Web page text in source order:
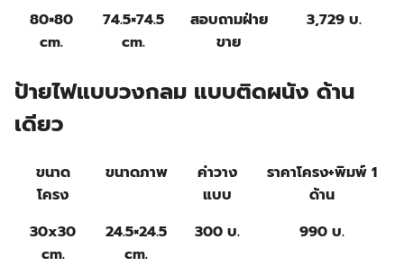
80×80
cm.
74.5×74.5
cm.
สอบถามฝ่าย
ขาย
3,729 บ.
ป้ายไฟแบบวงกลม แบบติดผนัง ด้าน
เดียว
ขนาด
โครง
ขนาดภาพ
ค่าวาง
แบบ
ราคาโครง+พิมพ์ 1
ด้าน
30x30
cm.
24.5×24.5
cm.
300 บ. 990 บ.